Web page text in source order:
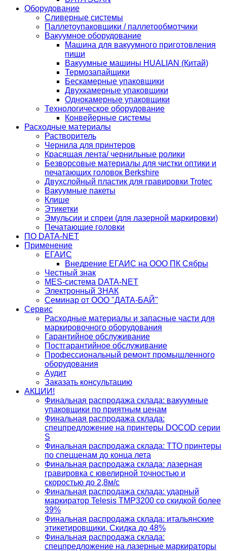
Оборудование
Сливерные системы
Паллетоупаковщики / паллетообмотчики
Вакуумное оборудование
Машина для вакуумного приготовления
пищи
Вакуумные машины HUALIAN (Китай)
Термозапайщики
Бескамерные упаковщики
Двухкамерные упаковщики
Однокамерные упаковщики
Технологическое оборудование
Конвейерные системы
Расходные материалы
Растворитель
Чернила для принтеров
Красящая лента/ чернильные ролики
Безворсовые материалы для чистки оптики и
печатающих головок Berkshire
Двухслойный пластик для гравировки Trotec
Вакуумные пакеты
Клише
Этикетки
Эмульсии и спреи (для лазерной маркировки)
Печатающие головки
ПО DATA-NET
Применение
ЕГАИС
Внедрение ЕГАИС на ООО ПК Сябры
Честный знак
MES-система DATA-NET
Электронный ЗНАК
Семинар от ООО "ДАТА-БАЙ"
Сервис
Расходные материалы и запасные части для
маркировочного оборудования
Гарантийное обслуживание
Постгарантийное обслуживание
Профессиональный ремонт промышленного
оборудования
Аудит
Заказать консультацию
АКЦИИ!
Финальная распродажа склада: вакуумные
упаковщики по приятным ценам
Финальная распродажа склада:
спецпредложение на принтеры DOCOD серии
S
Финальная распродажа склада: ТТО принтеры
по спецценам до конца лета
Финальная распродажа склада: лазерная
гравировка с ювелирной точностью и
скоростью до 2,8м/с
Финальная распродажа склада: ударный
маркиратор Telesis TMP3200 со скидкой более
39%
Финальная распродажа склада: итальянские
этикетировщики. Скидка до 48%
Финальная распродажа склада:
спецпредложение на лазерные маркираторы